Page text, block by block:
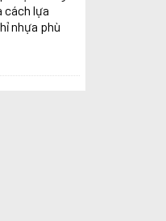
cách lựa
nhựa phù